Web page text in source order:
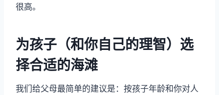
很高。
为孩子（和你自己的理智）选
择合适的海滩
我们给父母最简单的建议是：按孩子年龄和你对人